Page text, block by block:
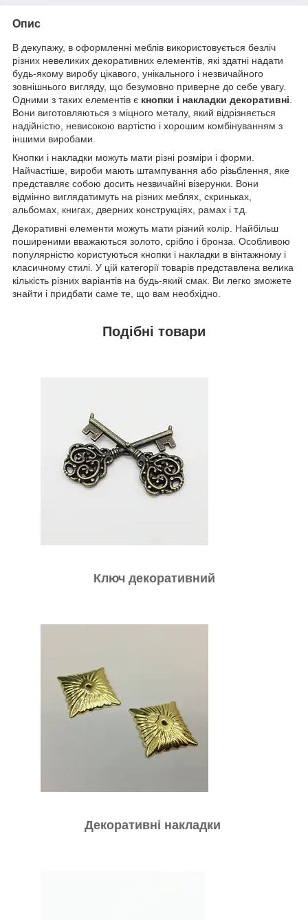
Опис
В декупажу, в оформленні меблів використовується безліч
різних невеликих декоративних елементів, які здатні надати
будь-якому виробу цікавого, унікального і незвичайного
зовнішнього вигляду, що безумовно приверне до себе увагу.
Одними з таких елементів є кнопки і накладки декоративні
Вони виготовляються з міцного металу, який відрізняється
надійністю, невисокою вартістю і хорошим комбінуванням з
іншими виробами.
Кнопки і накладки можуть мати різні розміри і форми.
Найчастіше, вироби мають штампування або різьблення, яке
представляє собою досить незвичайні візерунки. Вони
відмінно виглядатимуть на різних меблях, скриньках,
альбомах, книгах, дверних конструкціях, рамах і т.д.
Декоративні елементи можуть мати різний колір. Найбільш
поширеними вважаються золото, срібло і бронза. Особливою
популярністю користуються кнопки і накладки в вінтажному і
класичному стилі. У цій категорії товарів представлена велика
кількість різних варіантів на будь-який смак. Ви легко зможете
знайти і придбати саме те, що вам необхідно.
Подібні товари
Ключ декоративний
Декоративні накладки